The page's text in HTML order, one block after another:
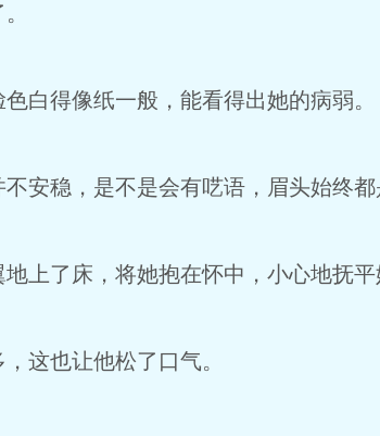
白得像纸一般，能看得出她的病弱。
安稳，是不是会有呓语，眉头始终
上了床，将她抱在怀中，小心地抚
这也让他松了口气。